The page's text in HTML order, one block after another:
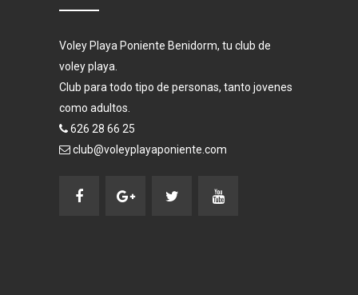
Voley Playa Poniente Benidorm, tu club de
voley playa.
Club para todo tipo de personas, tanto jovenes
como adultos.
626 28 66 25
club@voleyplayaponiente.com